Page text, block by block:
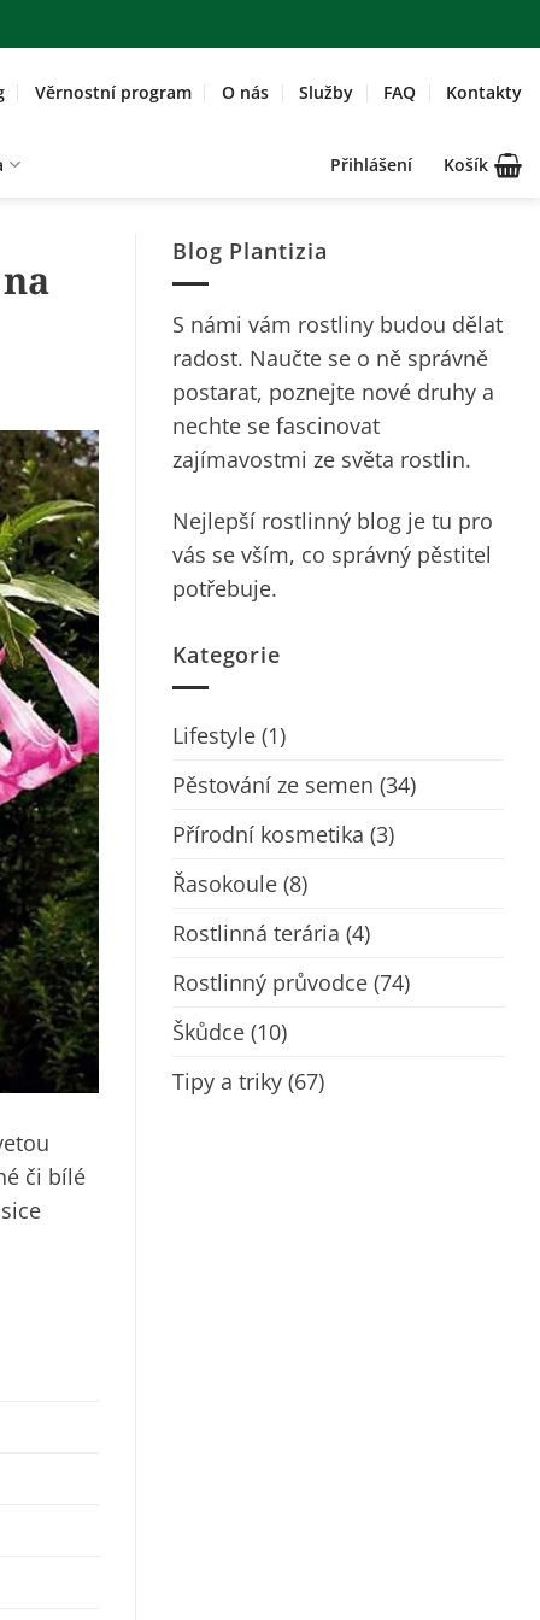
Věrnostní program O nás Služby FAQ Kontakty
Přihlášení Košík
či bílé
Blog Plantizia
S námi vám rostliny budou dělat
radost. Naučte se o ně správně
postarat, poznejte nové druhy a
nechte se fascinovat
zajímavostmi ze světa rostlin.
Nejlepší rostlinný blog je tu pro
vás se vším, co správný pěstitel
potřebuje.
Kategorie
Lifestyle (1)
Pěstování ze semen (34)
Přírodní kosmetika (3)
Řasokoule (8)
Rostlinná terária (4)
Rostlinný průvodce (74)
Škůdce (10)
Tipy a triky (67)